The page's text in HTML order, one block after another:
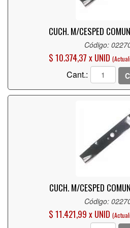
CUCH. M/CESPED
Código:
$ 10.374,37 x UNID
Cant.:
CUCH. M/CESPED
Código:
$ 11.421,99 x UNID